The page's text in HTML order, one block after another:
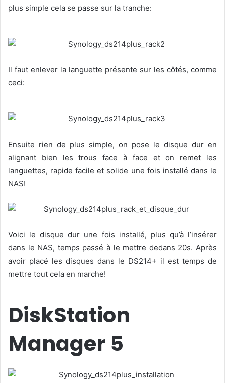
plus simple cela se passe sur la tranche:
Il faut enlever la languette présente sur les côtés, comme
ceci:
Ensuite rien de plus simple, on pose le disque dur en
alignant bien les trous face à face et on remet les
languettes, rapide facile et solide une fois installé dans le
NAS!
Voici le disque dur une fois installé, plus qu’à l’insérer
dans le NAS, temps passé à le mettre dedans 20s. Après
avoir placé les disques dans le DS214+ il est temps de
mettre tout cela en marche!
DiskStation
Manager 5